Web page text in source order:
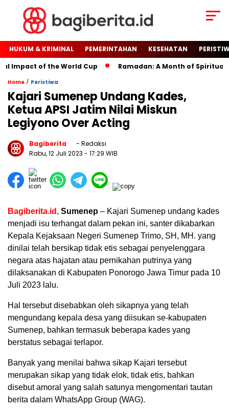
HUKUM & KRIMINAL PEMERINTAHAN KESEHATAN
of the World Cup
Ramadan: A Month of Spiritual
Home / Peristiwa
Kajari Sumenep Undang Kades,
Ketua APSI Jatim Nilai Miskun
Legiyono Over Acting
Bagiberita
- Redaksi
Rabu, 12 Juli 2023 - 17:29 WIB
Bagiberita.id , Sumenep – Kajari Sumenep undang kades
menjadi isu terhangat dalam pekan ini, santer dikabarkan
Kepala Kejaksaan Negeri Sumenep Trimo, SH, MH. yang
dinilai telah bersikap tidak etis sebagai penyelenggara
negara atas hajatan atau pernikahan putrinya yang
dilaksanakan di Kabupaten Ponorogo Jawa Timur pada 10
Juli 2023 lalu.
Hal tersebut disebabkan oleh sikapnya yang telah
mengundang kepala desa yang diisukan se-kabupaten
Sumenep, bahkan termasuk beberapa kades yang
berstatus sebagai terlapor.
Banyak yang menilai bahwa sikap Kajari tersebut
merupakan sikap yang tidak elok, tidak etis, bahkan
disebut amoral yang salah satunya mengomentari tautan
berita dalam WhatsApp Group (WAG).